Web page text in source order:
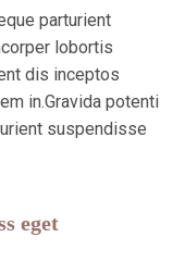
parturient
lobortis
dis inceptos
in.Gravida potenti
suspendisse
eget